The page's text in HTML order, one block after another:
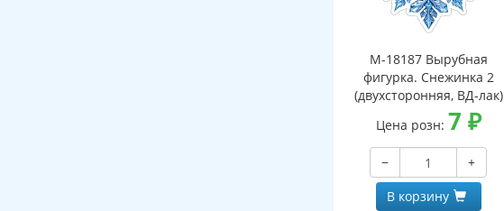
М-18187 Вырубная
фигурка. Снежинка 2
(двухсторонняя, ВД-лак)
Цена розн: 7 ₽
−
+
В корзину